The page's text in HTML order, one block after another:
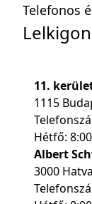
Telefonos
11.
1115
Hétfő:
Albert
3000